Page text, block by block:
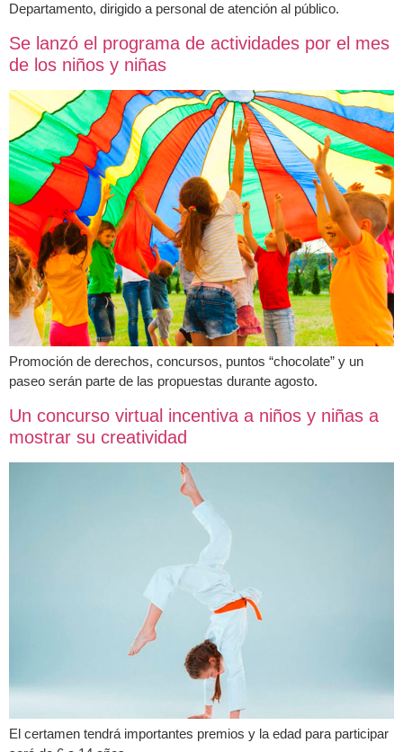
Departamento, dirigido a personal de atención al público.
Se lanzó el programa de actividades por el mes
de los niños y niñas
Promoción de derechos, concursos, puntos “chocolate” y un
paseo serán parte de las propuestas durante agosto.
Un concurso virtual incentiva a niños y niñas a
mostrar su creatividad
El certamen tendrá importantes premios y la edad para participar